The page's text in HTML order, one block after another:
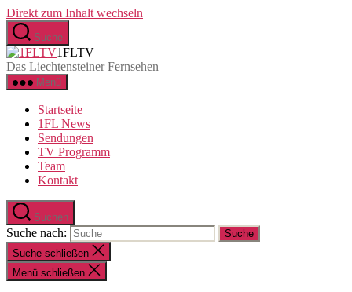
Direkt zum Inhalt wechseln
Suche
1FLTV
Das Liechtensteiner Fernsehen
Menü
Startseite
1FL News
Sendungen
TV Programm
Team
Kontakt
Suchen
Suche nach:
Suche schließen
Menü schließen